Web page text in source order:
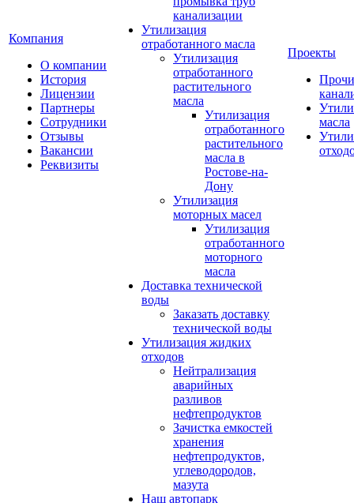
Компания
О компании
История
Лицензии
Партнеры
Сотрудники
Отзывы
Вакансии
Реквизиты
канализации
Утилизация
отработанного масла
Утилизация
отработанного
растительного
масла
Утилизация
отработанного
растительного
масла в
Ростове-на-
Дону
Утилизация
моторных масел
Утилизация
отработанного
моторного
масла
Доставка технической
воды
Заказать доставку
технической воды
Утилизация жидких
отходов
Нейтрализация
аварийных
разливов
нефтепродуктов
Зачистка емкостей
хранения
нефтепродуктов,
углеводородов,
мазута
Наш автопарк
Проекты
масла